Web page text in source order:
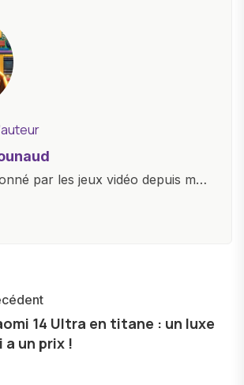
par les jeux vidéo depuis mon
Mon amour pour l'univers
gadgets technologiques. Armé
insatiable, j'aime dévoiler les
et innovations, partageant
mes découvertes avec la
14 Ultra en titane : un luxe
a un prix !